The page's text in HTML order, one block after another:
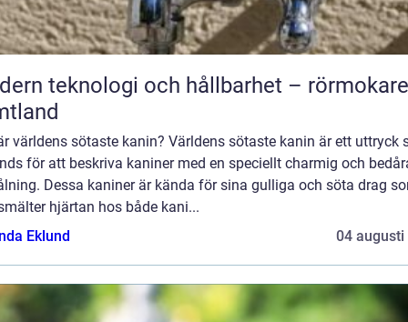
teknologi och hållbarhet –
världens sötaste kanin? Världens sötaste kanin är ett uttryck
för att beskriva kaniner med en speciellt charmig och
Dessa kaniner är kända för sina gulliga och söta drag
hjärtan hos både kani...
Eklund
04 augusti